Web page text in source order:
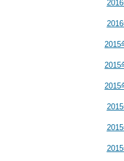
2015
2015
2015